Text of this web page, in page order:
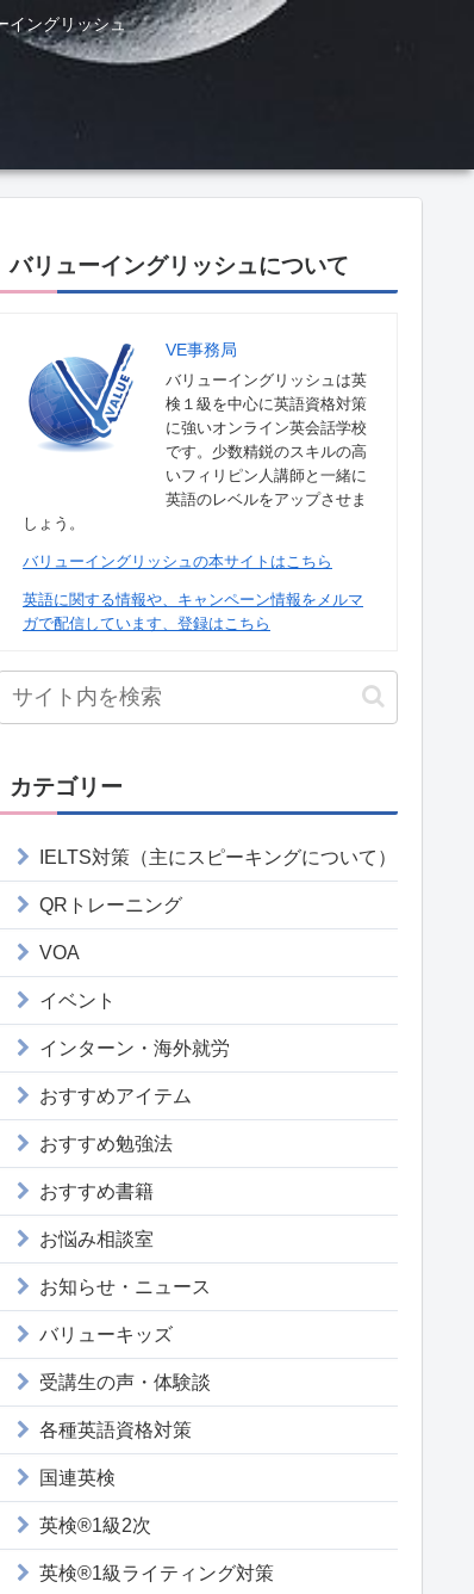
イングリッシュ
バリューイングリッシュについて
VE事務局
バリューイングリッシュは英
検１級を中心に英語資格対策
に強いオンライン英会話学校
です。少数精鋭のスキルの高
いフィリピン人講師と一緒に
英語のレベルをアップさせま
しょう。
バリューイングリッシュの本サイトはこちら
英語に関する情報や、キャンペーン情報をメルマ
ガで配信しています、登録はこちら
カテゴリー
IELTS対策（主にスピーキングについて）
QRトレーニング
VOA
イベント
インターン・海外就労
おすすめアイテム
おすすめ勉強法
おすすめ書籍
お悩み相談室
お知らせ・ニュース
バリューキッズ
受講生の声・体験談
各種英語資格対策
国連英検
英検®1級2次
英検®1級ライティング対策